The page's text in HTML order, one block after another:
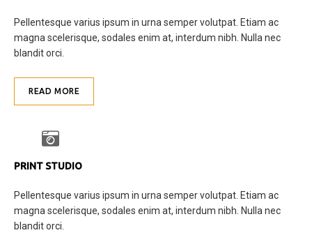
Pellentesque varius ipsum in urna semper volutpat. Etiam ac
magna scelerisque, sodales enim at, interdum nibh. Nulla nec
blandit orci.
READ MORE
PRINT STUDIO
Pellentesque varius ipsum in urna semper volutpat. Etiam ac
magna scelerisque, sodales enim at, interdum nibh. Nulla nec
blandit orci.